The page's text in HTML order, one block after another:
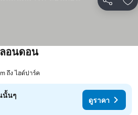
แชร์ เ
อนดอน
ถึง ไฮด์ปาร์ค
นั้นๆ
ดูราคา